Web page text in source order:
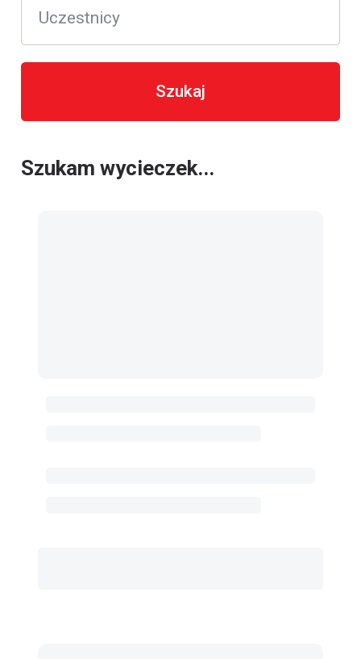
Uczestnicy
Szukaj
Szukam wycieczek...